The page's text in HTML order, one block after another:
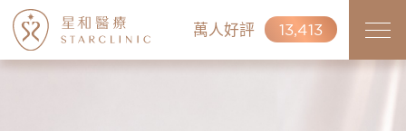
萬人好評 13,413